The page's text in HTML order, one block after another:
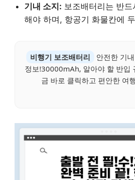
기내 소지: 보조배터리는 반
해야 하며, 항공기 화물칸에
비행기 보조배터리
안전한 기
정보!30000mAh, 알아야 할 반입
금 바로 클릭하고 편안한 여